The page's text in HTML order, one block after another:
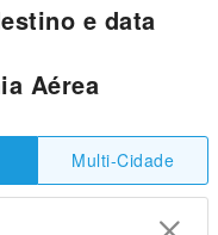
e data
Aérea
Multi-Cidade